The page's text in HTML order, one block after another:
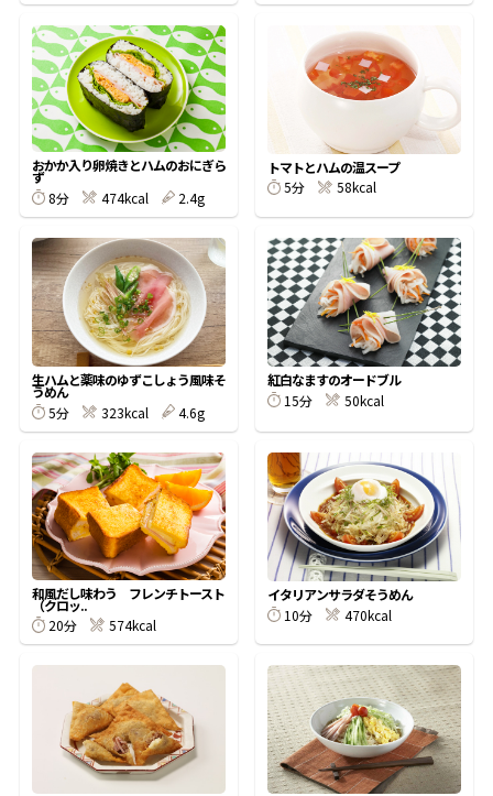
旨さ、別格。だし屋の鍋 韓福善シリーズ
サッと鍋® 楽チン鍋®
ストレートつゆ
汁物レシピ
時短レシピ
おいしいレシピを商品から探す
かつお節レシピ
めんつゆレシピ
割烹白だしレシピ
レシピ特設サイト
割烹白だしレシピ特集
だし巻き卵特集
かつおだしが決め手！簡単茶碗蒸し
かつお節・だしをもっと知る
ヤマキ かつお節プラス®
かつお節・だしを楽しむ
だしコミュ
- 百年対話
- ヤマキ かつお節プラス®
採用情報
- ジョブリターン制
ヤマキお客様相談室
オンラインショップ
コミュニティサイト
Global
おかか入り卵焼きとハムのおにぎら
ず
8分
474kcal 2.4g
トマトとハムの温スープ
5分
58kcal
生ハムと薬味のゆずこしょう風味そ
うめん
5分
323kcal 4.6g
紅白なますのオードブル
15分
50kcal
和風だし味わう フレンチトースト
（クロッ..
20分
574kcal
イタリアンサラダそうめん
10分
470kcal